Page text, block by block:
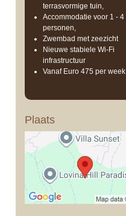
terrasvormige tuin,
Accommodatie voor 1 - 4
personen,
Zwembad met zeezicht
Nieuwe stabiele Wi-Fi
infrastructuur
Vanaf Euro 475 per week
Plaats